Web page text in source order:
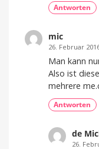
Antworten
mic
26. Februar
Man kann
Also ist
mehrere
Antworten
de
26.